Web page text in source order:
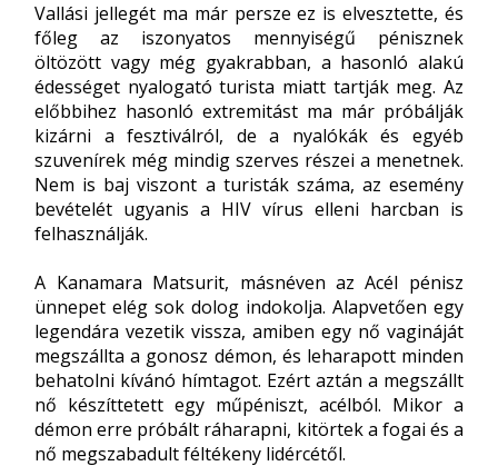
Vallási jellegét ma már persze ez is elvesztette, és
főleg az iszonyatos mennyiségű pénisznek
öltözött vagy még gyakrabban, a hasonló alakú
édességet nyalogató turista miatt tartják meg. Az
előbbihez hasonló extremitást ma már próbálják
kizárni a fesztiválról, de a nyalókák és egyéb
szuvenírek még mindig szerves részei a menetnek.
Nem is baj viszont a turisták száma, az esemény
bevételét ugyanis a HIV vírus elleni harcban is
felhasználják.
A Kanamara Matsurit, másnéven az Acél pénisz
ünnepet elég sok dolog indokolja. Alapvetően egy
legendára vezetik vissza, amiben egy nő vagináját
megszállta a gonosz démon, és leharapott minden
behatolni kívánó hímtagot. Ezért aztán a megszállt
nő készíttetett egy műpéniszt, acélból. Mikor a
démon erre próbált ráharapni, kitörtek a fogai és a
nő megszabadult féltékeny lidércétől.